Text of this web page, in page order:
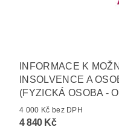
INFORMACE K
INSOLVENCE A
(FYZICKÁ OSOBA -
4 000 Kč bez DPH
4 840 Kč